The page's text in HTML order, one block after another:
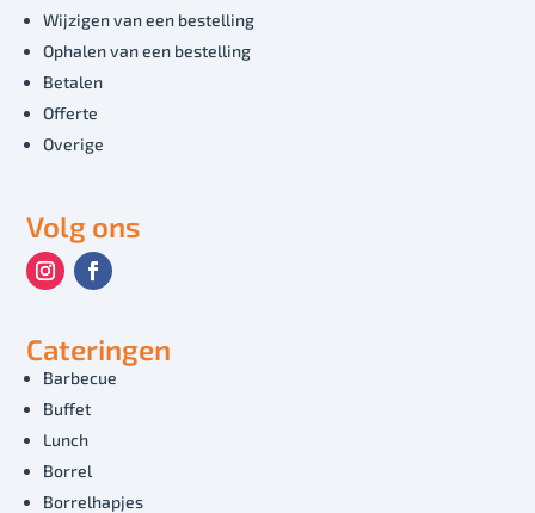
Wijzigen van een bestelling
Ophalen van een bestelling
Betalen
Offerte
Overige
Volg ons
Cateringen
Barbecue
Buffet
Lunch
Borrel
Borrelhapjes